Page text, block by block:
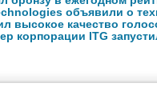
объявили о
высокое качество
корпорации ITG